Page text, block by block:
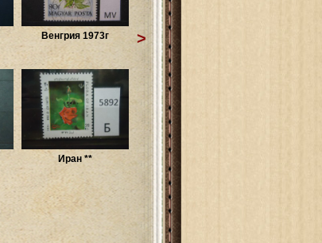
Венгрия 1973г
Иран **
>